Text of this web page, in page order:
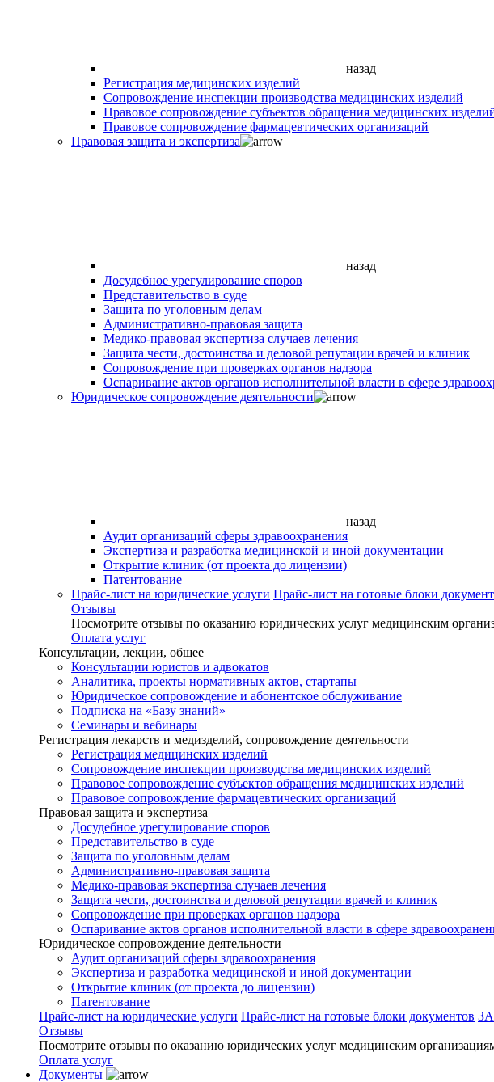
назад
Регистрация медицинских изделий
Сопровождение инспекции производства медицинских изделий
Правовое сопровождение субъектов обращения медицинских
Правовое сопровождение фармацевтических организаций
Правовая защита и экспертиза
назад
Досудебное урегулирование споров
Представительство в суде
Защита по уголовным делам
Административно-правовая защита
Медико-правовая экспертиза случаев лечения
Защита чести, достоинства и деловой репутации врачей и клиник
Сопровождение при проверках органов надзора
Оспаривание актов органов исполнительной власти в сфере
Юридическое сопровождение деятельности
назад
Аудит организаций сферы здравоохранения
Экспертиза и разработка медицинской и иной документации
Открытие клиник (от проекта до лицензии)
Патентование
Прайс-лист на юридические услуги Прайс-лист на готовые блоки
Отзывы
Посмотрите отзывы по оказанию юридических услуг медицинским
Оплата услуг
Консультации, лекции, общее
Консультации юристов и адвокатов
Аналитика, проекты нормативных актов, стартапы
Юридическое сопровождение и абонентское обслуживание
Подписка на «Базу знаний»
Семинары и вебинары
Регистрация лекарств и медизделий, сопровождение деятельности
Регистрация медицинских изделий
Сопровождение инспекции производства медицинских изделий
Правовое сопровождение субъектов обращения медицинских изделий
Правовое сопровождение фармацевтических организаций
Правовая защита и экспертиза
Досудебное урегулирование споров
Представительство в суде
Защита по уголовным делам
Административно-правовая защита
Медико-правовая экспертиза случаев лечения
Защита чести, достоинства и деловой репутации врачей и клиник
Сопровождение при проверках органов надзора
Оспаривание актов органов исполнительной власти в сфере
Юридическое сопровождение деятельности
Аудит организаций сферы здравоохранения
Экспертиза и разработка медицинской и иной документации
Открытие клиник (от проекта до лицензии)
Патентование
Прайс-лист на юридические услуги Прайс-лист на готовые блоки документов
Отзывы
Посмотрите отзывы по оказанию юридических услуг медицинским
Оплата услуг
Документы